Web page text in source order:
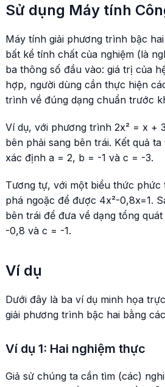
Sử dụng Máy tính
Máy tính giải phương trình bậc
bất kể tính chất của nghiệm (là
ba thông số đầu vào: giá trị của
hợp, người dùng cần thực hiện
trình về đúng dạng chuẩn trước
Ví dụ, với phương trình 2x² = x + 3
bên phải sang bên trái. Kết quả
xác định a = 2, b = -1 và c = -3.
Tương tự, với một biểu thức phức
phá ngoặc để được 4x²-0,8x=1.
bên trái để đưa về dạng tổng quát
-0,8 và c = -1.
Ví dụ
Dưới đây là ba ví dụ minh họa
giải phương trình bậc hai bằng
Ví dụ 1: Hai nghiệm thực
Giả sử chúng ta cần tìm (các)